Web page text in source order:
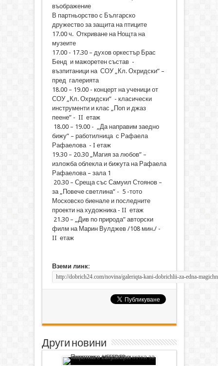
въображение
В партньорство с Българско
дружество за защита на птиците
17.00 ч. Откриване на Нощта на
музеите
17.00 - 17.30 – духов оркестър Брас
Бенд и мажоретен състав -
възпитаници на СОУ „Кл. Охридски” –
пред галерията
18.00 – 19.00 - концерт на ученици от
СОУ „Кл. Охридски” - класически
инструменти и клас „Поп и джаз
пеене” - II етаж
18.00 – 19.00 - „Да направим заедно
бижу” – работилница с Рафаела
Рафаелова - I етаж
19.30 – 20.30 „Магия за любов” –
изложба облекла и бижута на Рафаела
Рафаелова – зала 1
20.30 – Среща със Самуил Стоянов –
за „Повече светлина” - 5 -тото
Московско биенале и последните
проекти на художника - II етаж
21.30 – „Див по природа” авторски
филм на Марин Вулджев /108 мин./ -
II етаж
Вземи линк:
Други новини